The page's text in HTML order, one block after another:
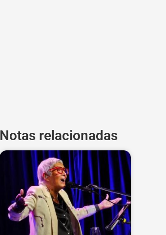
Notas relacionadas